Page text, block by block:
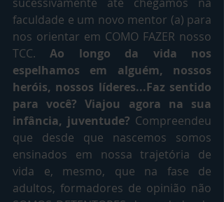
sucessivamente até chegamos na
faculdade e um novo mentor (a) para
nos orientar em COMO FAZER nosso
TCC. Ao longo da vida nos
espelhamos em alguém, nossos
heróis, nossos líderes...Faz sentido
para você? Viajou agora na sua
infância, juventude? Compreendeu
que desde que nascemos somos
ensinados em nossa trajetória de
vida e, mesmo, que na fase de
adultos, formadores de opinião não